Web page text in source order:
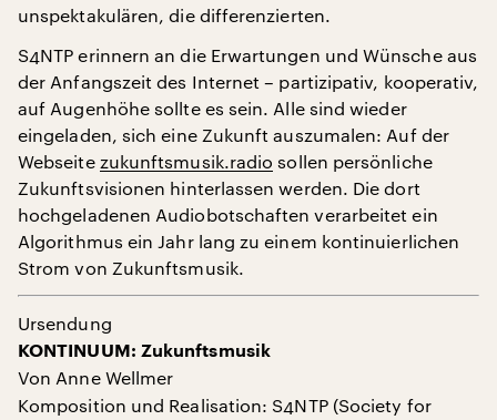
unspektakulären, die differenzierten.
S4NTP erinnern an die Erwartungen und Wünsche aus
der Anfangszeit des Internet – partizipativ, kooperativ,
auf Augenhöhe sollte es sein. Alle sind wieder
eingeladen, sich eine Zukunft auszumalen: Auf der
Webseite zukunftsmusik.radio sollen persönliche
Zukunftsvisionen hinterlassen werden. Die dort
hochgeladenen Audiobotschaften verarbeitet ein
Algorithmus ein Jahr lang zu einem kontinuierlichen
Strom von Zukunftsmusik.
Ursendung
KONTINUUM: Zukunftsmusik
Von Anne Wellmer
Komposition und Realisation: S4NTP (Society for